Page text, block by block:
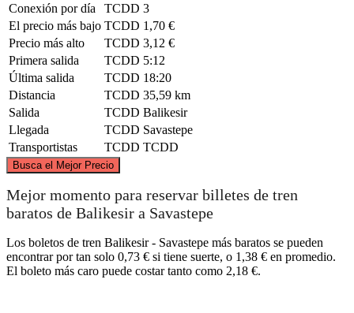
Conexión por día
TCDD 3
El precio más bajo TCDD 1,70 €
Precio más alto
TCDD 3,12 €
Primera salida
TCDD 5:12
Última salida
TCDD 18:20
Distancia
TCDD 35,59 km
Salida
TCDD Balikesir
Llegada
TCDD Savastepe
Transportistas
TCDD TCDD
Busca el Mejor Precio
Mejor momento para reservar billetes de tren
baratos de Balikesir a Savastepe
Los boletos de tren Balikesir - Savastepe más baratos se pueden
encontrar por tan solo 0,73 € si tiene suerte, o 1,38 € en promedio.
El boleto más caro puede costar tanto como 2,18 €.